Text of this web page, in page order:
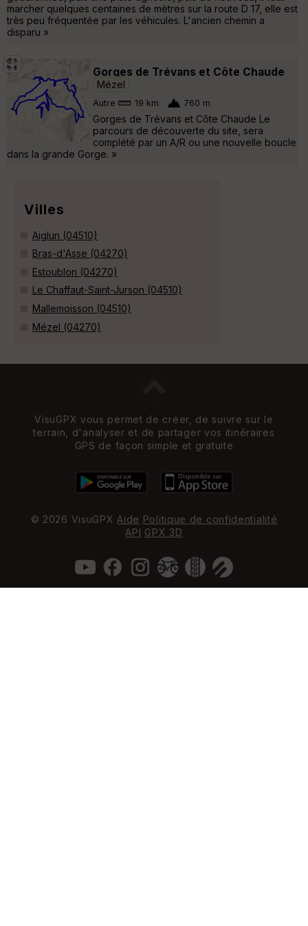
marcher quelques centaines de mètres sur la route D 17, elle est
très peu fréquentée par les véhicules. L'ancien chemin a
disparu »
Gorges de Trévans et Côte Chaude
Mézel
Autre 19 km 760 m
Gorges de Trévans et Côte Chaude Le
parcours de découverte du site, sera
complété par un A/R ou une nouvelle boucle
dans la grande Gorge. »
Villes
Aiglun (04510)
Bras-d'Asse (04270)
Estoublon (04270)
Le Chaffaut-Saint-Jurson (04510)
Mallemoisson (04510)
Mézel (04270)
VisuGPX vous permet de créer, de suivre sur le
terrain, d'analyser et de partager vos itinéraires
GPS de façon simple et gratuite
© 2026 VisuGPX Aide Politique de confidentialité
API GPX 3D